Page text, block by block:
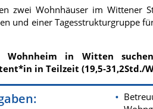
zwei Wohnhäuser im Wittener
und einer Tagesstrukturgruppe
Wohnheim in Witten
in Teilzeit (19,5-31,2Std./